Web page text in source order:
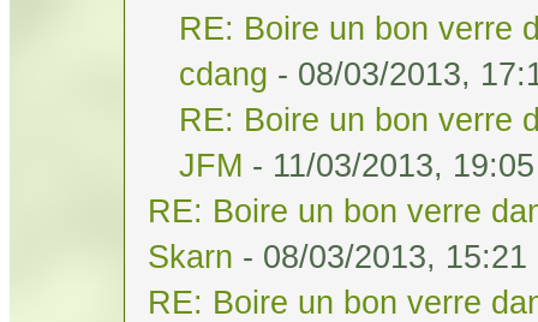
RE: Boire un bon verre
cdang - 08/03/2013,
RE: Boire un bon verre
JFM - 11/03/2013, 19:05
RE: Boire un bon verre
Skarn - 08/03/2013, 15:21
RE: Boire un bon verre